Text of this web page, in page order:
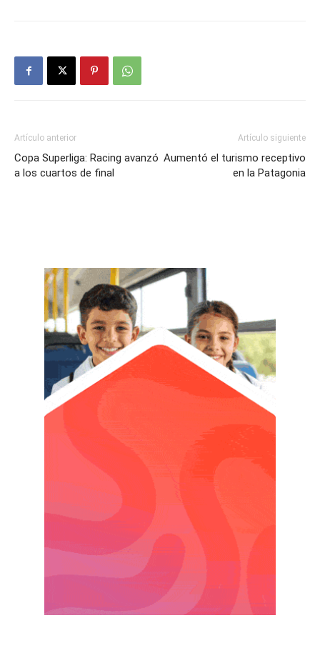
Artículo anterior
Copa Superliga: Racing avanzó
a los cuartos de final
Artículo siguiente
Aumentó el turismo receptivo
en la Patagonia